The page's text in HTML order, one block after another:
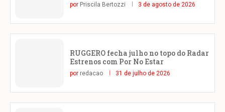
por Priscila Bertozzi 3 de agosto de 2026
RUGGERO fecha julho no topo do Radar
Estrenos com Por No Estar
por redacao 31 de julho de 2026